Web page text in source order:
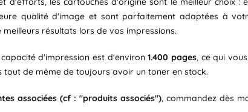
qualité d'image et sont parfaitement adaptées à
résultats lors de vos impressions.
d'impression est d'environ1.400 pages, ce qui
de même de toujours avoir un toner en stock.
associées (cf : "produits associés"), commandez dès